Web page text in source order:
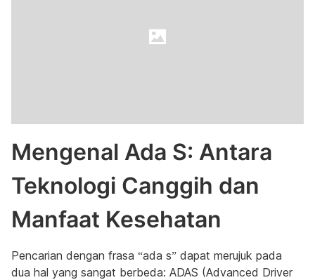
Mengenal Ada S: Antara
Teknologi Canggih dan
Manfaat Kesehatan
Pencarian dengan frasa “ada s” dapat merujuk pada
dua hal yang sangat berbeda: ADAS (Advanced Driver